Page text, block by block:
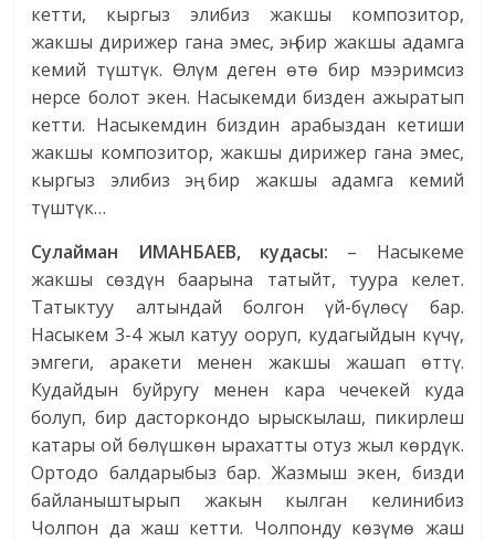
кетти, кыргыз элибиз жакшы композитор,
жакшы дирижер гана эмес, эң бир жакшы адамга
кемий түштүк. Өлүм деген өтө бир мээримсиз
нерсе болот экен. Насыкемди бизден ажыратып
кетти. Насыкемдин биздин арабыздан кетиши
жакшы композитор, жакшы дирижер гана эмес,
кыргыз элибиз эң бир жакшы адамга кемий
түштүк…
Сулайман ИМАНБАЕВ, кудасы: – Насыкеме
жакшы сөздүн баарына татыйт, туура келет.
Татыктуу алтындай болгон үй-бүлөсү бар.
Насыкем 3-4 жыл катуу ооруп, кудагыйдын күчү,
эмгеги, аракети менен жакшы жашап өттү.
Кудайдын буйругу менен кара чечекей куда
болуп, бир дасторкондо ырыскылаш, пикирлеш
катары ой бөлүшкөн ырахатты отуз жыл көрдүк.
Ортодо балдарыбыз бар. Жазмыш экен, бизди
байланыштырып жакын кылган келинибиз
Чолпон да жаш кетти. Чолпонду көзүмө жаш